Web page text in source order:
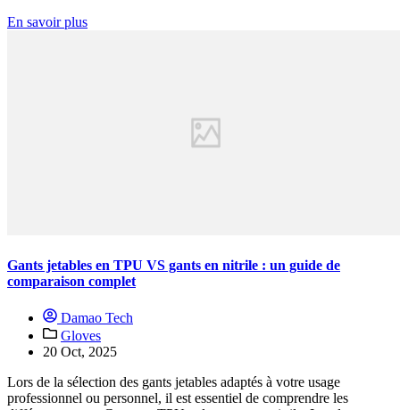
En savoir plus
Gants jetables en TPU VS gants en nitrile : un guide de
comparaison complet
Damao Tech
Gloves
20 Oct, 2025
Lors de la sélection des gants jetables adaptés à votre usage
professionnel ou personnel, il est essentiel de comprendre les